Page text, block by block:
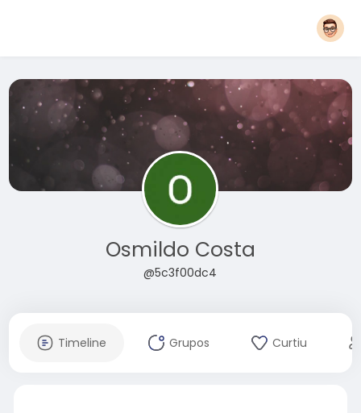
Osmildo Costa
@5c3f00dc4
Timeline Grupos Curtiu